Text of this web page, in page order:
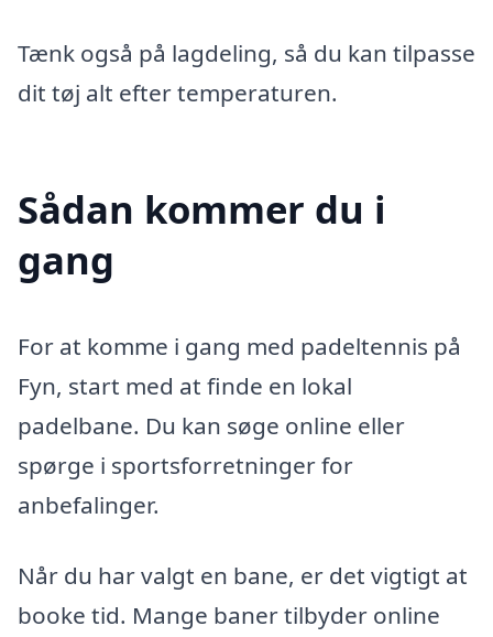
Tænk også på lagdeling, så du kan tilpasse
dit tøj alt efter temperaturen.
Sådan kommer du i
gang
For at komme i gang med padeltennis på
Fyn, start med at finde en lokal
padelbane. Du kan søge online eller
spørge i sportsforretninger for
anbefalinger.
Når du har valgt en bane, er det vigtigt at
booke tid. Mange baner tilbyder online